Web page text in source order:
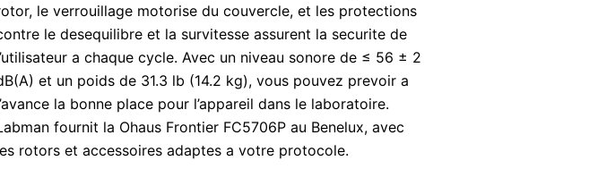
le verrouillage motorise du couvercle, et les protections
le desequilibre et la survitesse assurent la securite de
a chaque cycle. Avec un niveau sonore de ≤ 56 ± 2
et un poids de 31.3 lb (14.2 kg), vous pouvez prevoir a
la bonne place pour l’appareil dans le laboratoire.
fournit la Ohaus Frontier FC5706P au Benelux, avec
rotors et accessoires adaptes a votre protocole.